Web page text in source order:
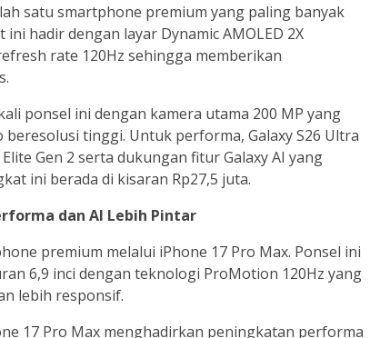
satu smartphone premium yang paling banyak
hadir dengan layar Dynamic AMOLED 2X
rate 120Hz sehingga memberikan
ponsel ini dengan kamera utama 200 MP yang
tinggi. Untuk performa, Galaxy S26 Ultra
Gen 2 serta dukungan fitur Galaxy AI yang
ini berada di kisaran Rp27,5 juta.
dan AI Lebih Pintar
premium melalui iPhone 17 Pro Max. Ponsel ini
6,9 inci dengan teknologi ProMotion 120Hz yang
lebih responsif.
17 Pro Max menghadirkan peningkatan performa